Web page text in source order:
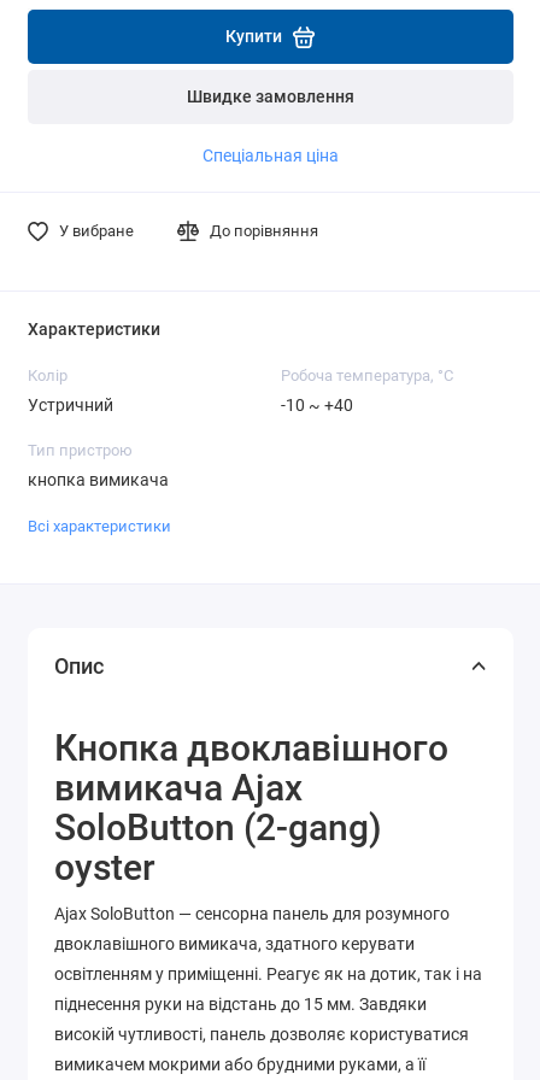
Купити
Швидке замовлення
Спеціальная ціна
У вибране До порівняння
Характеристики
Колір
Устричний
Робоча температура, °C
-10 ~ +40
Тип пристрою
кнопка вимикача
Всі характеристики
Опис
Кнопка двоклавішного
вимикача Ajax
SoloButton (2-gang)
oyster
Ajax SoloButton — сенсорна панель для розумного
двоклавішного вимикача, здатного керувати
освітленням у приміщенні. Реагує як на дотик, так і на
піднесення руки на відстань до 15 мм. Завдяки
високій чутливості, панель дозволяє користуватися
вимикачем мокрими або брудними руками, а її